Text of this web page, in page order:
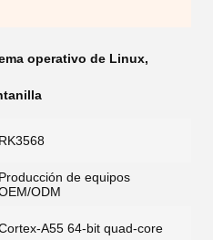
operativo de Linux,
RK3568
Producción de equipos
ODM
A55 64-bit quad-core